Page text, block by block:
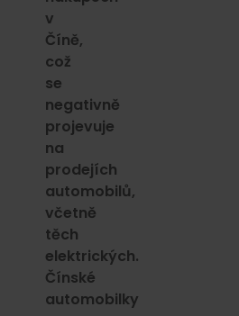
v
Číně,
což
se
negativně
projevuje
na
prodejích
automobilů,
včetně
těch
elektrických.
Čínské
automobilky